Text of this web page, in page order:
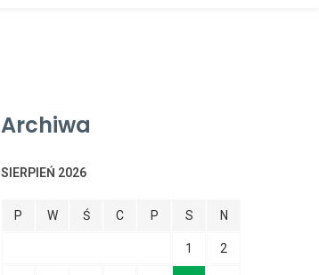
Archiwa
SIERPIEŃ 2026
P W Ś C P S N
1 2